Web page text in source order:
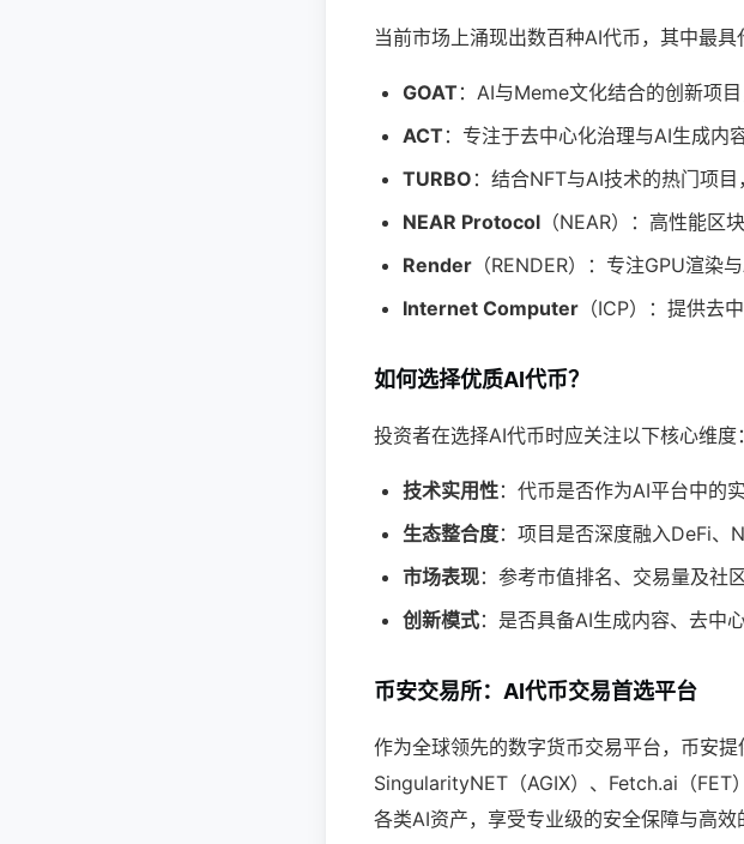
当前市场上涌现出数百种AI代币，其中最具
GOAT ：AI与Meme文化结合的创新项
ACT ：专注于去中心化治理与AI生成内
TURBO ：结合NFT与AI技术的热门项
NEAR Protocol （NEAR）：高性能区
Render （RENDER）：专注GPU渲染
Internet Computer （ICP）：提供去
如何选择优质AI代币？
投资者在选择AI代币时应关注以下核心维度：
技术实用性：代币是否作为AI平台中的
生态整合度：项目是否深度融入DeFi、
市场表现：参考市值排名、交易量及社
创新模式：是否具备AI生成内容、去中
币安交易所：AI代币交易首选平台
作为全球领先的数字货币交易平台，币安
SingularityNET（AGIX）、Fetch.ai（FET
各类AI资产，享受专业级的安全保障与高效